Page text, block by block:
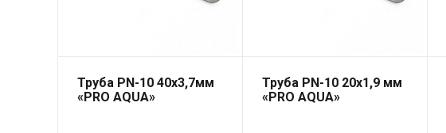
Труба PN-10 40х3,7мм
«PRO AQUA»
Труба PN-10 20х1,9 мм
«PRO AQUA»